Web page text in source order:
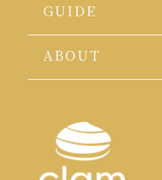
GUIDE
ABOUT